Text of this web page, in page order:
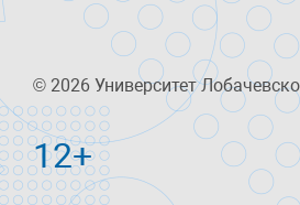
© 2026 Университет
12+